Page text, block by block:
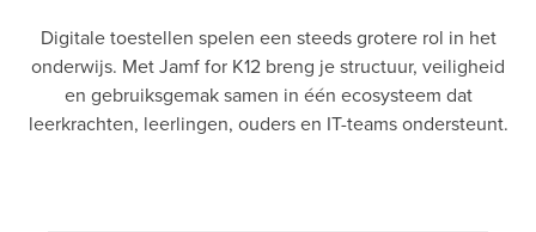
Digitale toestellen spelen een steeds grotere rol in het
onderwijs. Met Jamf for K12 breng je structuur, veiligheid
en gebruiksgemak samen in één ecosysteem dat
leerkrachten, leerlingen, ouders en IT-teams ondersteunt.